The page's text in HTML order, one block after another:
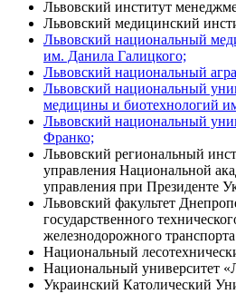
Львовский институт
Львовский медицинский
Львовский национальный
им. Данила Галицкого;
Львовский национальный
Львовский национальный
медицины и биотехнологий
Львовский национальный
Франко;
Львовский региональный
управления Национальной
управления при Президенте
Львовский факультет
государственного
железнодорожного
Национальный
Национальный университет
Украинский Католический